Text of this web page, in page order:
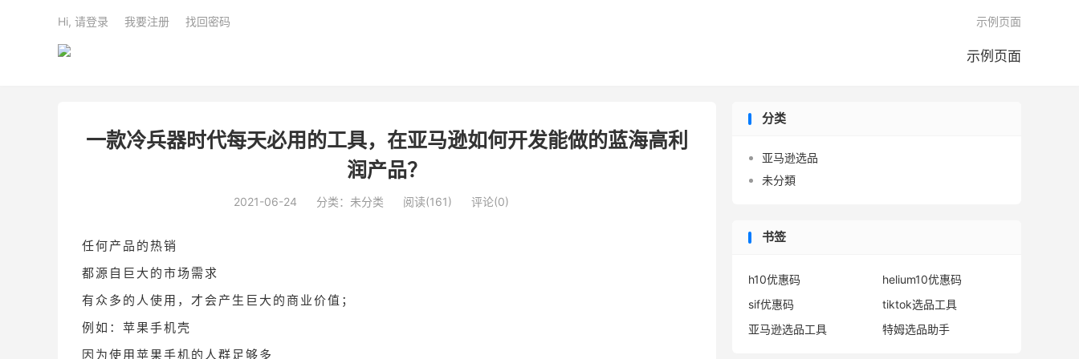
示例页面
示例页面
Hi, 请登录 我要注册 找回密码
一款冷兵器时代每天必用的工具，在亚马逊如何开发能做的蓝海高利
润产品？
2021-06-24 分类：未分类 阅读(161) 评论(0)
任何产品的热销
都源自巨大的市场需求
有众多的人使用，才会产生巨大的商业价值；
例如：苹果手机壳
因为使用苹果手机的人群足够多
分类
亚马逊选品
未分類
书签
h10优惠码
helium10优惠码
sif优惠码
tiktok选品工具
亚马逊选品工具
特姆选品助手